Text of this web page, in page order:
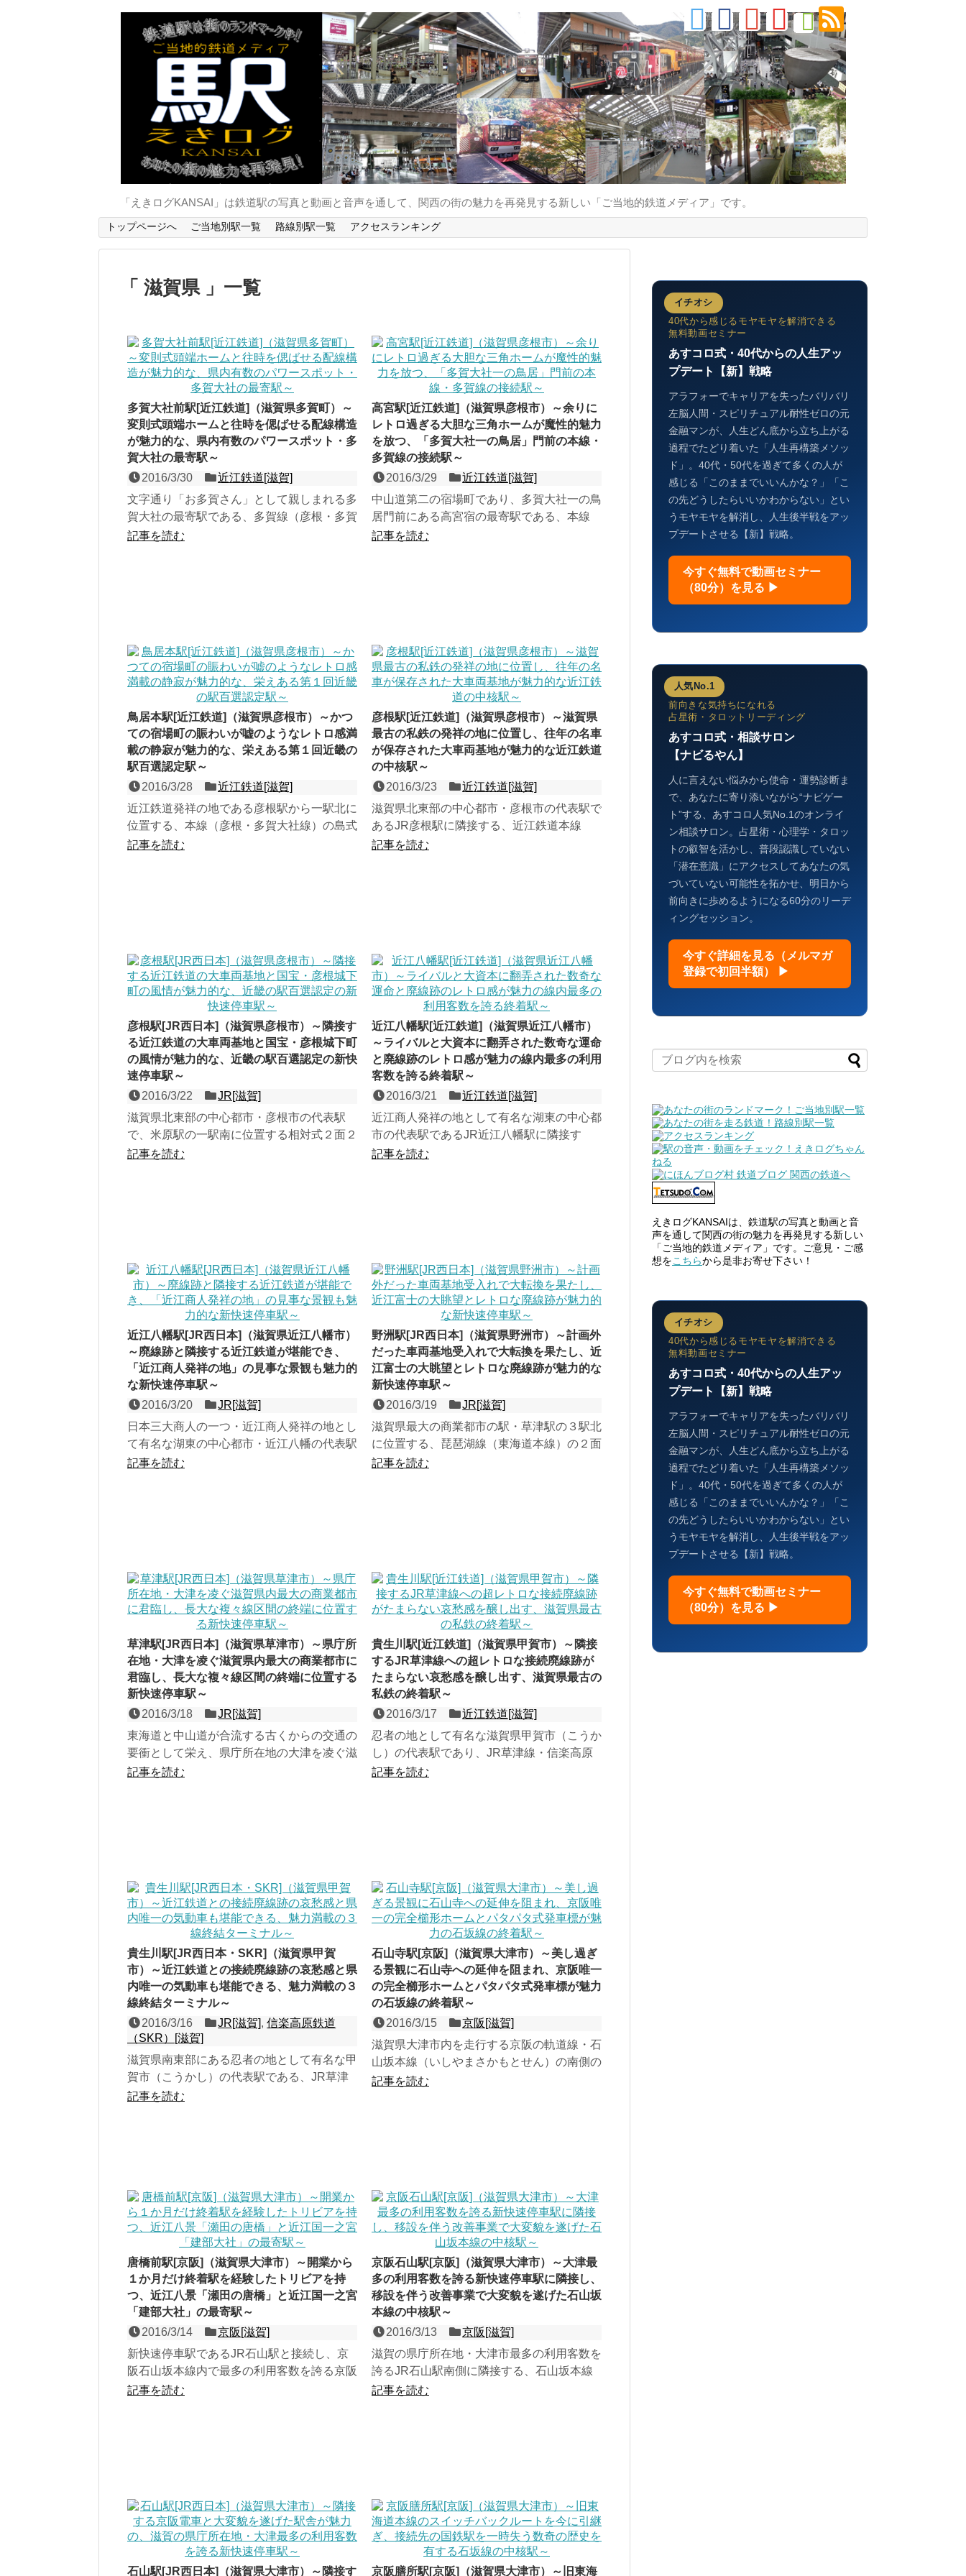
「えきログKANSAI」は鉄道駅の写真と動画と音声を通して、関西の街の魅力を再発見する新しい「ご当地的鉄道メディア」です。
トップページへ ご当地別駅一覧 路線別駅一覧 アクセスランキング
滋賀県 一覧
多賀大社前駅[近江鉄道]（滋賀県多賀町）～
変則式頭端ホームと往時を偲ばせる配線構造
が魅力的な、県内有数のパワースポット・多
賀大社の最寄駅～
2016/3/30
近江鉄道[滋賀]
文字通り「お多賀さん」として親しまれる多
賀大社の最寄駅である、多賀線（彦根・多賀
大社線）の頭端式３面２線の地上駅。日本の
記事を読む
高宮駅[近江鉄道]（滋賀県彦根市）～余りに
レトロ過ぎる大胆な三角ホームが魔性的魅力
を放つ、「多賀大社一の鳥居」門前の本線・
多賀線の接続駅～
2016/3/29
近江鉄道[滋賀]
中山道第二の宿場町であり、多賀大社一の鳥
居門前にある高宮宿の最寄駅である、本線
（彦根・多賀大社線／湖東近江路線）と多賀
記事を読む
鳥居本駅[近江鉄道]（滋賀県彦根市）～かつ
ての宿場町の賑わいが嘘のようなレトロ感満
載の静寂が魅力的な、栄えある第１回近畿の
駅百選認定駅～
2016/3/28
近江鉄道[滋賀]
近江鉄道発祥の地である彦根駅から一駅北に
位置する、本線（彦根・多賀大社線）の島式
１面２線の地上駅。開業当時から存在するレ
記事を読む
彦根駅[近江鉄道]（滋賀県彦根市）～滋賀県
最古の私鉄の発祥の地に位置し、往年の名車
が保存された大車両基地が魅力的な近江鉄道
の中核駅～
2016/3/23
近江鉄道[滋賀]
滋賀県北東部の中心都市・彦根市の代表駅で
あるJR彦根駅に隣接する、近江鉄道本線
（彦根・多賀大社線）の島式１面２線の地上
記事を読む
彦根駅[JR西日本]（滋賀県彦根市）～隣接す
る近江鉄道の大車両基地と国宝・彦根城下町
の風情が魅力的な、近畿の駅百選認定の新快
速停車駅～
2016/3/22
JR[滋賀]
滋賀県北東部の中心都市・彦根市の代表駅
で、米原駅の一駅南に位置する相対式２面２
線の地上駅で、第４回近畿の駅百選認定駅。
記事を読む
近江八幡駅[近江鉄道]（滋賀県近江八幡市）
～ライバルと大資本に翻弄された数奇な運命
と廃線跡のレトロ感が魅力の線内最多の利用
客数を誇る終着駅～
2016/3/21
近江鉄道[滋賀]
近江商人発祥の地として有名な湖東の中心都
市の代表駅であるJR近江八幡駅に隣接す
る、八日市線（万葉あかね線）の島式１面２
記事を読む
近江八幡駅[JR西日本]（滋賀県近江八幡市）
～廃線跡と隣接する近江鉄道が堪能でき、
「近江商人発祥の地」の見事な景観も魅力的
な新快速停車駅～
2016/3/20
JR[滋賀]
日本三大商人の一つ・近江商人発祥の地とし
て有名な湖東の中心都市・近江八幡の代表駅
である、琵琶湖線（東海道本線）の２面３線
記事を読む
野洲駅[JR西日本]（滋賀県野洲市）～計画外
だった車両基地受入れで大転換を果たし、近
江富士の大眺望とレトロな廃線跡が魅力的な
新快速停車駅～
2016/3/19
JR[滋賀]
滋賀県最大の商業都市の駅・草津駅の３駅北
に位置する、琵琶湖線（東海道本線）の２面
３線の地上駅で、駅北側に車両基地を有する
記事を読む
草津駅[JR西日本]（滋賀県草津市）～県庁所
在地・大津を凌ぐ滋賀県内最大の商業都市に
君臨し、長大な複々線区間の終端に位置する
新快速停車駅～
2016/3/18
JR[滋賀]
東海道と中山道が合流する古くからの交通の
要衝として栄え、県庁所在地の大津を凌ぐ滋
賀県内最大の商業都市の代表駅である、琵琶
記事を読む
貴生川駅[近江鉄道]（滋賀県甲賀市）～隣接
するJR草津線への超レトロな接続廃線跡が
たまらない哀愁感を醸し出す、滋賀県最古の
私鉄の終着駅～
2016/3/17
近江鉄道[滋賀]
忍者の地として有名な滋賀県甲賀市（こうか
し）の代表駅であり、JR草津線・信楽高原
鉄道（SKR）の駅と隣接する、島式１面２
記事を読む
貴生川駅[JR西日本・SKR]（滋賀県甲賀
市）～近江鉄道との接続廃線跡の哀愁感と県
内唯一の気動車も堪能できる、魅力満載の３
線終結ターミナル～
2016/3/16
JR[滋賀],信楽高原鉄道
（SKR）[滋賀]
滋賀県南東部にある忍者の地として有名な甲
賀市（こうかし）の代表駅である、JR草津
線と信楽高原鉄道（SKR）・信楽線の２面
記事を読む
石山寺駅[京阪]（滋賀県大津市）～美し過ぎ
る景観に石山寺への延伸を阻まれ、京阪唯一
の完全櫛形ホームとパタパタ式発車標が魅力
の石坂線の終着駅～
2016/3/15
京阪[滋賀]
滋賀県大津市内を走行する京阪の軌道線・石
山坂本線（いしやまさかもとせん）の南側の
終着駅である、頭端式３面２線の地上駅。開
記事を読む
唐橋前駅[京阪]（滋賀県大津市）～開業から
１か月だけ終着駅を経験したトリビアを持
つ、近江八景「瀬田の唐橋」と近江国一之宮
「建部大社」の最寄駅～
2016/3/14
京阪[滋賀]
新快速停車駅であるJR石山駅と接続し、京
阪石山坂本線内で最多の利用客数を誇る京阪
石山駅の一駅南に位置する、石山坂本線の相
記事を読む
京阪石山駅[京阪]（滋賀県大津市）～大津最
多の利用客数を誇る新快速停車駅に隣接し、
移設を伴う改善事業で大変貌を遂げた石山坂
本線の中核駅～
2016/3/13
京阪[滋賀]
滋賀の県庁所在地・大津市最多の利用客数を
誇るJR石山駅南側に隣接する、石山坂本線
の島式１面２線の地上駅。東海道本線の旧ル
記事を読む
石山駅[JR西日本]（滋賀県大津市）～隣接す 京阪膳所駅[京阪]（滋賀県大津市）～旧東海
イチオシ
40代から感じるモヤモヤを解消できる
無料動画セミナー
あすコロ式・40代からの人生アッ
プデート【新】戦略
アラフォーでキャリアを失ったバリバリ
左脳人間・スピリチュアル耐性ゼロの元
金融マンが、人生どん底から立ち上がる
過程でたどり着いた「人生再構築メソッ
ド」。40代・50代を過ぎて多くの人が
感じる「このままでいいんかな？」「こ
の先どうしたらいいかわからない」とい
うモヤモヤを解消し、人生後半戦をアッ
プデートさせる【新】戦略。
今すぐ無料で動画セミナー
（80分）を見る ▶
人気No.1
前向きな気持ちになれる
占星術・タロットリーディング
あすコロ式・相談サロン
【ナビるやん】
人に言えない悩みから使命・運勢診断ま
で、あなたに寄り添いながら“ナビゲー
ト”する、あすコロ人気No.1のオンライ
ン相談サロン。占星術・心理学・タロッ
トの叡智を活かし、普段認識していない
「潜在意識」にアクセスしてあなたの気
づいていない可能性を拓かせ、明日から
前向きに歩めるようになる60分のリーデ
ィングセッション。
今すぐ詳細を見る（メルマガ
登録で初回半額） ▶
えきログKANSAIは、鉄道駅の写真と動画と音
声を通して関西の街の魅力を再発見する新しい
「ご当地的鉄道メディア」です。ご意見・ご感
想をこちらから是非お寄せ下さい！
イチオシ
40代から感じるモヤモヤを解消できる
無料動画セミナー
あすコロ式・40代からの人生アッ
プデート【新】戦略
アラフォーでキャリアを失ったバリバリ
左脳人間・スピリチュアル耐性ゼロの元
金融マンが、人生どん底から立ち上がる
過程でたどり着いた「人生再構築メソッ
ド」。40代・50代を過ぎて多くの人が
感じる「このままでいいんかな？」「こ
の先どうしたらいいかわからない」とい
うモヤモヤを解消し、人生後半戦をアッ
プデートさせる【新】戦略。
今すぐ無料で動画セミナー
（80分）を見る ▶